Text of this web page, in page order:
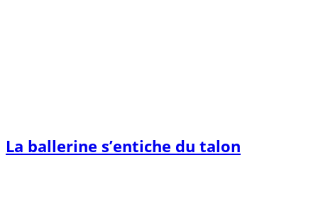
La ballerine s’entiche du talon